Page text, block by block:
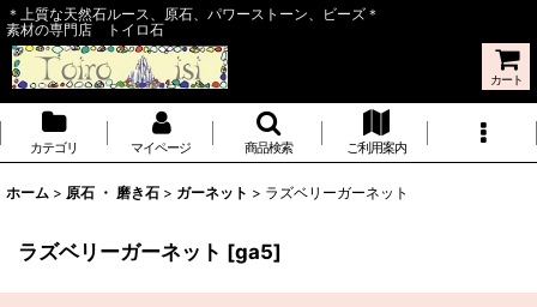
＊上質な天然石ルース、原石、パワーストーン、ビーズ＊
素材の専門店 トイロ石
カート
カテゴリ マイページ 商品検索 ご利用案内
ホーム > 原石 ・ 磨き石 > ガーネット > ラズベリーガーネット
ラズベリーガーネット [ga5]